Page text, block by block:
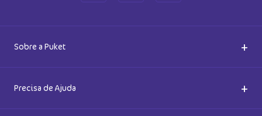
Sobre a Puket +
Quem somos
Precisa de Ajuda +